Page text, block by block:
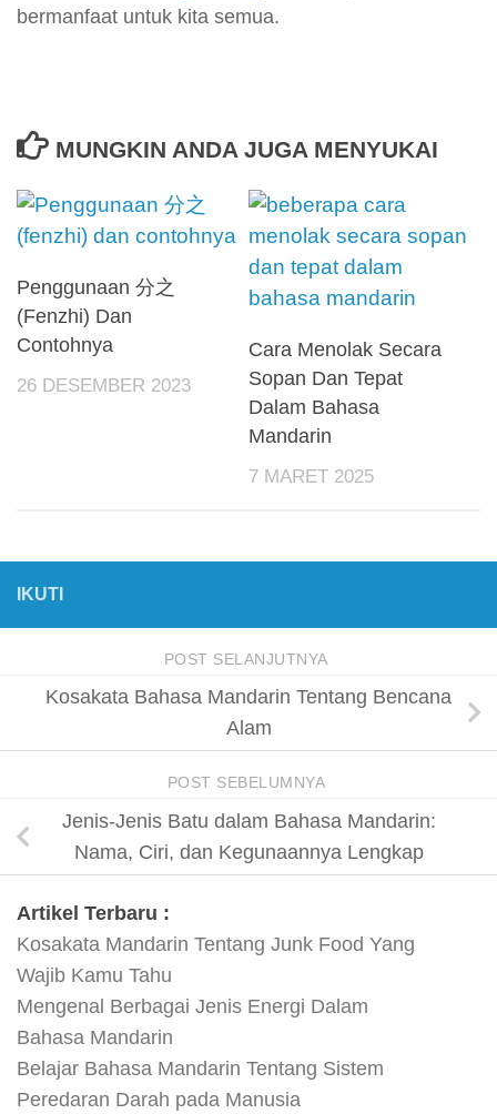
bermanfaat untuk kita semua.
MUNGKIN ANDA JUGA MENYUKAI
Penggunaan 分之
(Fenzhi) Dan
Contohnya
26 DESEMBER 2023
Cara Menolak Secara
Sopan Dan Tepat
Dalam Bahasa
Mandarin
7 MARET 2025
IKUTI
POST SELANJUTNYA
Kosakata Bahasa Mandarin Tentang Bencana
Alam
POST SEBELUMNYA
Jenis-Jenis Batu dalam Bahasa Mandarin:
Nama, Ciri, dan Kegunaannya Lengkap
Artikel Terbaru :
Kosakata Mandarin Tentang Junk Food Yang
Wajib Kamu Tahu
Mengenal Berbagai Jenis Energi Dalam
Bahasa Mandarin
Belajar Bahasa Mandarin Tentang Sistem
Peredaran Darah pada Manusia